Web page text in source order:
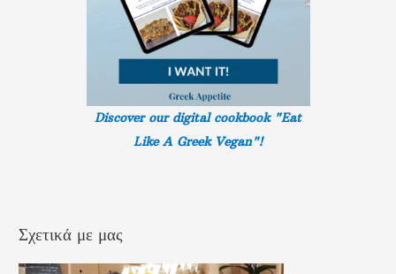
Discover our digital cookbook "Eat
Like A Greek Vegan"!
Σχετικά με μας